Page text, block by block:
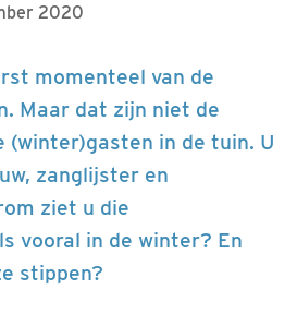
2020
momenteel van de
Maar dat zijn niet de
(winter)gasten in de tuin. U
zanglijster en
ziet u die
vooral in de winter? En
stippen?